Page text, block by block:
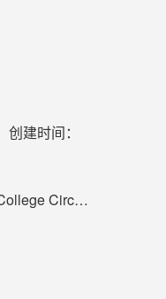
创建时间：
M5S 1A1